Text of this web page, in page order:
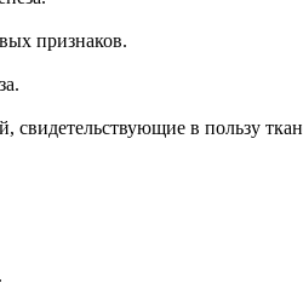
признаков.
свидетельствующие в пользу